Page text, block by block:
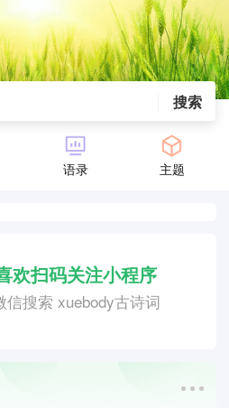
搜索
语录 主题
欢扫码关注小程序
信搜索 xuebody古诗词